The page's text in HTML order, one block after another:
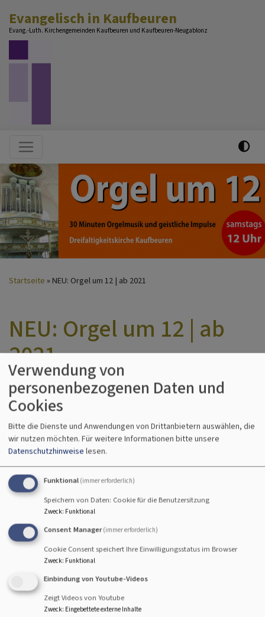
zum
Inhalt
Evangelisch in Kaufbeuren
Evang.-Luth. Kirchengemeinden Kaufbeuren und Kaufbeuren-Neugablonz
Hauptnavigation
Startseite NEU: Orgel um 12 | ab 2021
NEU: Orgel um 12 | ab
2021
jeweils samstags um
30 Minuten
geistlichem Impuls
Verwendung von
personenbezogenen Daten und
Cookies
Bitte die Dienste und Anwendungen von Drittanbietern auswählen, die
wir nutzen möchten. Für weitere Informationen bitte unsere
Datenschutzhinweise lesen.
Funktional (immer erforderlich)
Speichern von Daten: Cookie für die Benutzersitzung
Zweck: Funktional
Consent Manager (immer erforderlich)
Cookie Consent speichert Ihre Einwilligungsstatus im Browser
Zweck: Funktional
Einbindung von Youtube-Videos
Zeigt Videos von Youtube
Zweck: Eingebettete externe Inhalte